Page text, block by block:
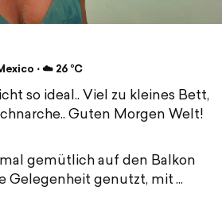
⋅ ☁️ 26 °C
so ideal.. Viel zu kleines Bett,
Guten Morgen Welt!
gemütlich auf den Balkon
Gelegenheit genutzt, mit